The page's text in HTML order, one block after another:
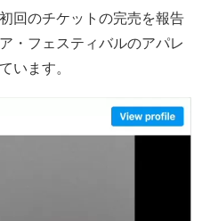
回のチケットの完売を報告
・フェスティバルのアパレ
います。